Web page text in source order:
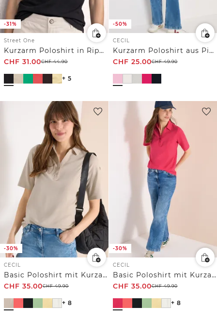
-31%
Street One
Kurzarm Poloshirt in Rippstruktur
CHF 31.00CHF44.90
+ 5
-50%
CECIL
Kurzarm Poloshirt aus Piqué Ware
CHF 25.00CHF49.90
-30%
CECIL
Basic Poloshirt mit Kurzarm
CHF 35.00CHF49.90
+ 8
-30%
CECIL
Basic Poloshirt mit Kurzarm
CHF 35.00CHF49.90
+ 8